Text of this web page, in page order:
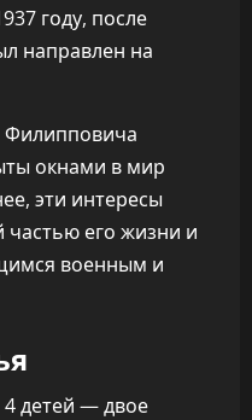
году, после
направлен на
Филипповича
окнами в мир
эти интересы
частью его жизни и
военным и
детей — двое